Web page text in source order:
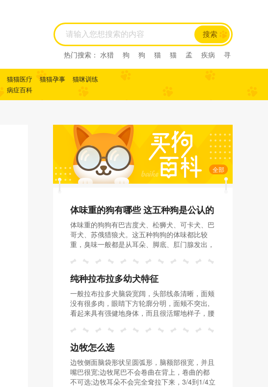
搜索
热门搜索： 水猎 狗 狗 猫 猫 孟 疾病
寻
西尼
阿比西尼
缅甸猫
猫
热带草原猫 索马里猫 索马里猫
塞尔凯
塞尔凯
土耳 土耳 雪鞋猫 雪鞋猫
英国长
毛猫
英国长毛猫 英国短毛猫 英国短毛猫
中华
田园猫
土猫 狸花猫 狸花猫 中国 中国
田
园猫
重点色短毛猫 重点色短毛猫 中国
斯
法斗
拉屎 乱拉屎 加菲 布偶 布偶
加菲
猫猫医疗 猫猫孕事
猫咪训练
病症百科
全部
体味重的狗有哪些 这五种狗是公认的
体味重
体味重的狗狗有巴吉度犬、松狮犬、可卡犬、巴
哥犬、苏俄猎狼犬。这五种狗狗的体味都比较
重，臭味一般都是从耳朵、脚底、肛门腺发出，
纯种拉布拉多幼犬特征
一般拉布拉多犬脑袋宽阔，头部线条清晰，面颊
没有很多肉，眼睛下方轮廓分明，面颊不突出,
看起来具有强健地身体，而且很活耀地样子，腰
贴身、很短、浓密而且无长毛参杂其间。
边牧怎么选
边牧侧面脑袋形状呈圆弧形，脑额部很宽，并且
嘴巴很宽;边牧尾巴不会卷曲在背上，卷曲的都
不可选;边牧耳朵不会完全耷拉下来，3/4到1/4立